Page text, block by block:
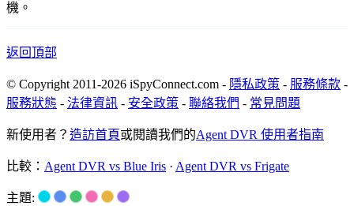
機。
返回頂部
© Copyright 2011-2026 iSpyConnect.com - 隱私政策 - 服務條款 -
服務狀態 - 法律資訊 - 安全政策 - 聯絡我們 - 常見問題
新使用者？ 造訪首頁或閱讀我們的Agent DVR 使用者指南
比較： Agent DVR vs Blue Iris · Agent DVR vs Frigate
主題: